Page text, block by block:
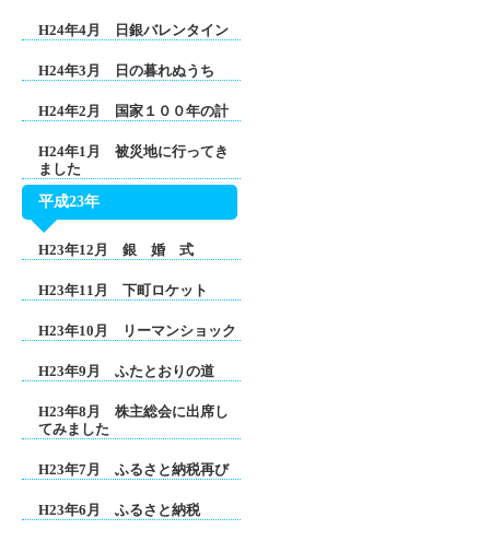
H24年4月 日銀バレンタイン
H24年3月 日の暮れぬうち
H24年2月 国家１００年の計
H24年1月 被災地に行ってき
ました
平成23年
H23年12月 銀 婚 式
H23年11月 下町ロケット
H23年10月 リーマンショック
H23年9月 ふたとおりの道
H23年8月 株主総会に出席し
てみました
H23年7月 ふるさと納税再び
H23年6月 ふるさと納税